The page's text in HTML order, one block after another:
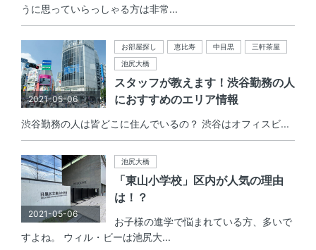
うに思っていらっしゃる方は非常...
2021-05-06
お部屋探し 恵比寿 中目黒
三軒茶屋
池尻大橋
スタッフが教えます！渋谷勤務の人
におすすめのエリア情報
渋谷勤務の人は皆どこに住んでいるの？ 渋谷はオフィスビ...
2021-05-06
池尻大橋
「東山小学校」区内が人気の理由
は！？
お子様の進学で悩まれている方、多いで
すよね。 ウィル・ビーは池尻大...